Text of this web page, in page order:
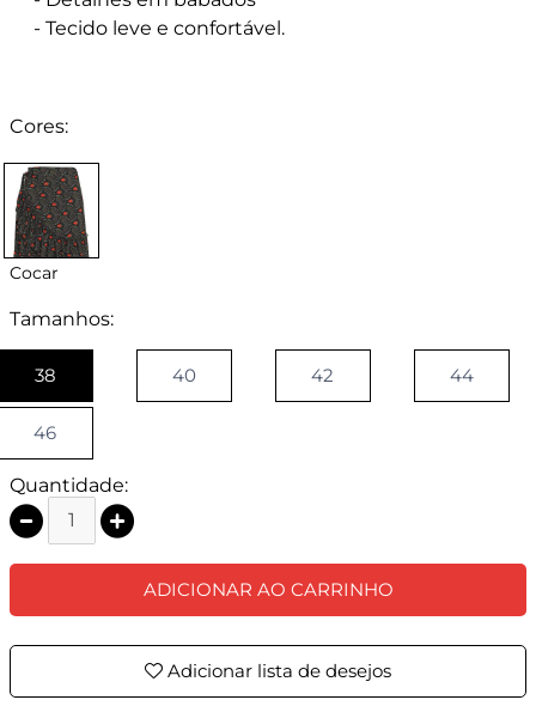
- Tecido leve e confortável.
Cores:
Cocar
Tamanhos:
38 40 42 44
46
Quantidade:
ADICIONAR AO CARRINHO
Adicionar lista de desejos